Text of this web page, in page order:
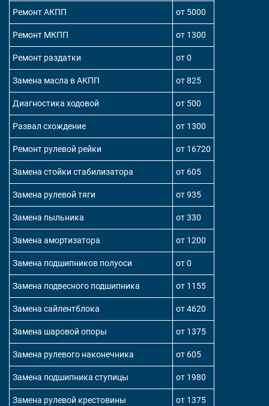
Ремонт АКПП от 5000
Ремонт МКПП от 1300
Ремонт раздатки от 0
Замена масла в АКПП от 825
Диагностика ходовой от 500
Развал схождение от 1300
Ремонт рулевой рейки от 16720
Замена стойки стабилизатора от 605
Замена рулевой тяги от 935
Замена пыльника от 330
Замена амортизатора от 1200
Замена подшипников полуоси от 0
Замена подвесного подшипника от 1155
Замена сайлентблока от 4620
Замена шаровой опоры от 1375
Замена рулевого наконечника от 605
Замена подшипника ступицы от 1980
Замена рулевой крестовины от 1375